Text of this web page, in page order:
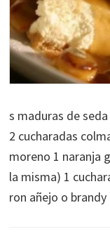
s maduras de
2 cucharadas
moreno 1 naranja
la misma) 1
ron añejo o